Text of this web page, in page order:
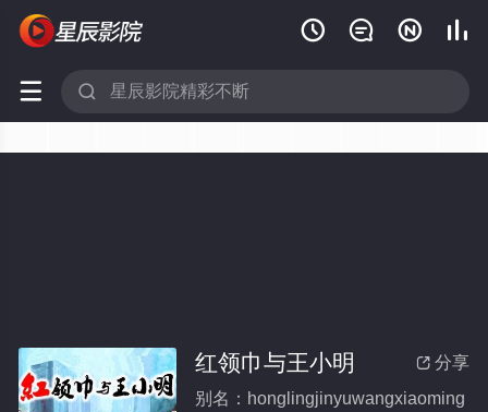
   
 
 分享
红领巾与王小明
别名：honglingjinyuwangxiaoming